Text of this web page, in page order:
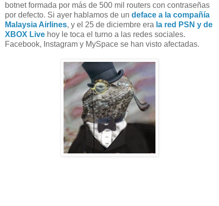
botnet formada por más de 500 mil routers con contraseñas
por defecto. Si ayer hablamos de un deface a la compañía
Malaysia Airlines, y el 25 de diciembre era la red PSN y de
XBOX Live hoy le toca el turno a las redes sociales.
Facebook, Instagram y MySpace se han visto afectadas.